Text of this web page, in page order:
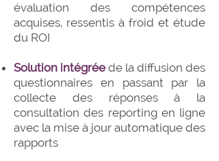
évaluation des compétences
acquises, ressentis à froid et étude
du ROI
Solution intégréede la diffusion des
questionnaires en passant par la
collecte des réponses à la
consultation des reporting en ligne
avec la mise à jour automatique des
rapports